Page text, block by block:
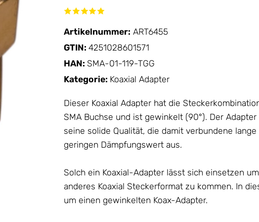
Artikelnummer: ART6455
GTIN: 4251028601571
HAN: SMA-01-119-TGG
Kategorie: Koaxial Adapter
Dieser Koaxial Adapter hat die
SMA Buchse und ist gewinkelt (90°). Der
seine solide Qualität, die damit verbundene
geringen Dämpfungswert aus.
Solch ein Koaxial-Adapter lässt sich einsetzen
anderes Koaxial Steckerformat zu kommen. In
um einen gewinkelten Koax-Adapter.